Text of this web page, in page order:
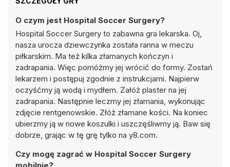
O czym jest Hospital Soccer Surgery?
Hospital Soccer Surgery to zabawna gra lekarska. Oj,
nasza urocza dziewczynka została ranna w meczu
piłkarskim. Ma też kilka złamanych kończyn i
zadrapania. Więc pomóżmy jej wrócić do formy. Zostań
lekarzem i postępuj zgodnie z instrukcjami. Najpierw
oczyśćmy ją wodą i mydłem. Załóż plaster na jej
zadrapania. Następnie leczmy jej złamania, wykonując
zdjęcie rentgenowskie. Złóż złamane kości. Na koniec
ubierzmy ją w nowe koszulki i uszczęśliwmy ją. Baw się
dobrze, grając w tę grę tylko na y8.com.
Czy mogę zagrać w Hospital Soccer Surgery